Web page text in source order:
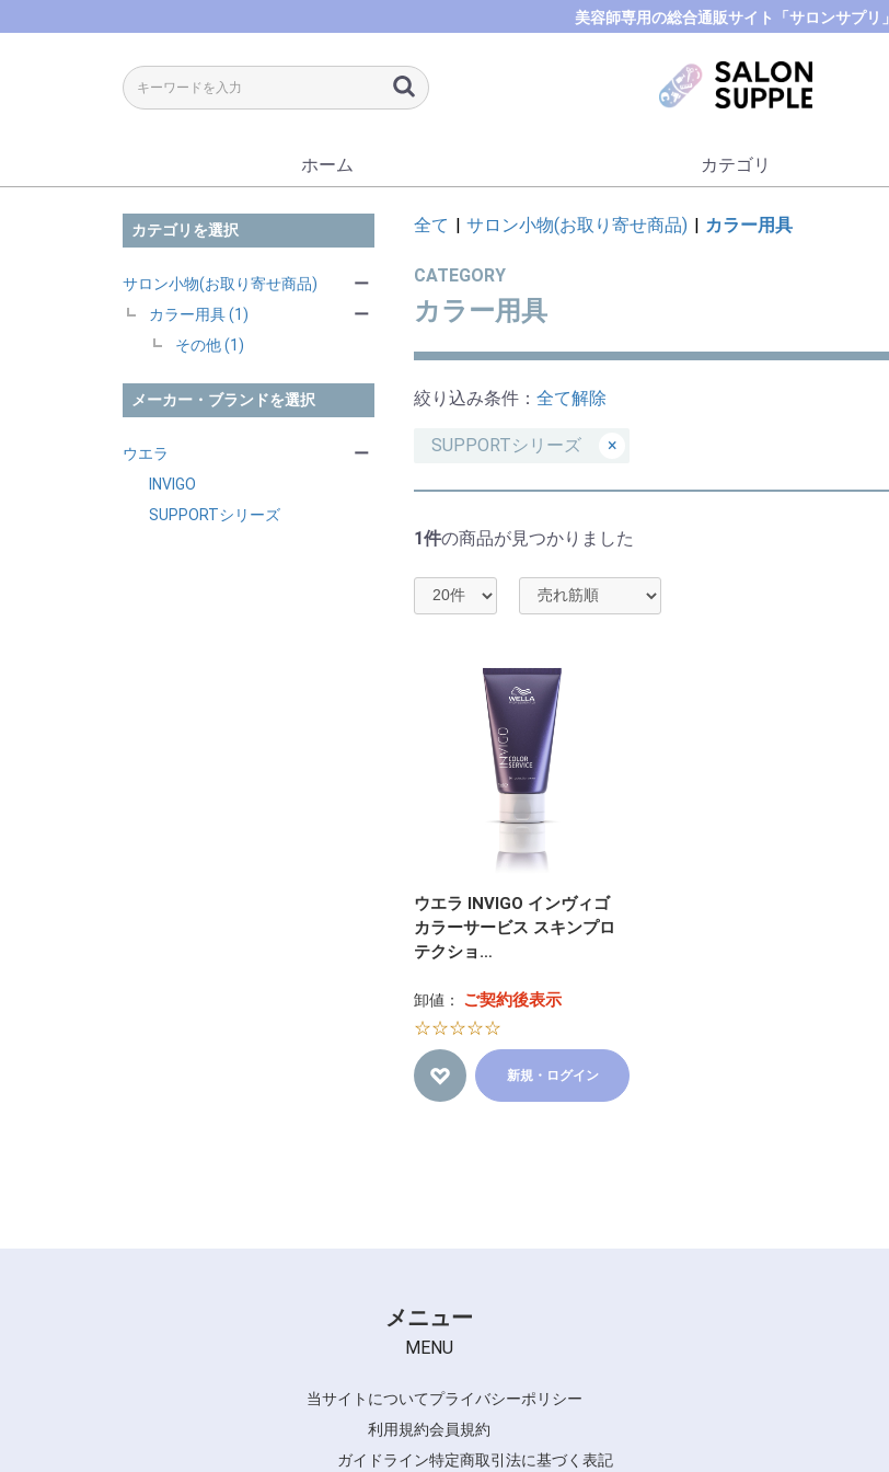
美容師専用の総合通販サイト「サロンサプリ」
ホーム カテゴリ
カテゴリを選択
サロン小物(お取り寄せ商品)
カラー用具 (1)
その他 (1)
ー
ー
メーカー・ブランドを選択
ウエラ
INVIGO
SUPPORTシリーズ
ー
全て サロン小物(お取り寄せ商品) カラー用具
CATEGORY
カラー用具
絞り込み条件： 全て解除
SUPPORTシリーズ ×
1件の商品が見つかりました
ウエラ INVIGO インヴィゴ
カラーサービス スキンプロ
テクショ…
卸値： ご契約後表示
☆☆☆☆☆
新規・ログイン
メニュー
MENU
当サイトについてプライバシーポリシー
利用規約会員規約
ガイドライン特定商取引法に基づく表記